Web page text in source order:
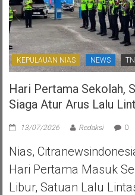
KEPULAUAN NIAS NEWS
Hari Pertama Sekolah,
Siaga Atur Arus Lalu
13/07/2026 Redaksi 0
Nias,
Hari Pertama Masuk
Libur, Satuan Lalu